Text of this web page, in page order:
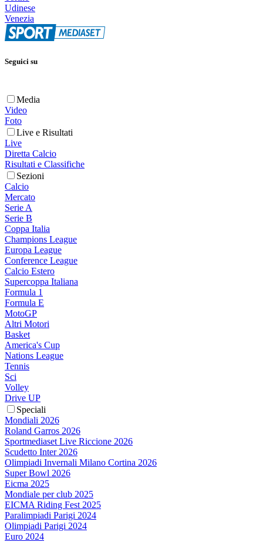
Udinese
Venezia
Seguici su
Media
Video
Foto
Live e Risultati
Live
Diretta Calcio
Risultati e Classifiche
Sezioni
Calcio
Mercato
Serie A
Serie B
Coppa Italia
Champions League
Europa League
Conference League
Calcio Estero
Supercoppa Italiana
Formula 1
Formula E
MotoGP
Altri Motori
Basket
America's Cup
Nations League
Tennis
Sci
Volley
Drive UP
Speciali
Mondiali 2026
Roland Garros 2026
Sportmediaset Live Riccione 2026
Scudetto Inter 2026
Olimpiadi Invernali Milano Cortina 2026
Super Bowl 2026
Eicma 2025
Mondiale per club 2025
EICMA Riding Fest 2025
Paralimpiadi Parigi 2024
Olimpiadi Parigi 2024
Euro 2024